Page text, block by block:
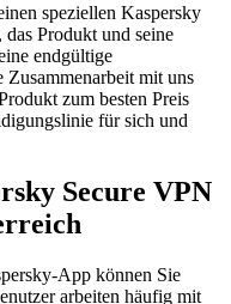
speziellen Kaspersky
Produkt und seine
endgültige
mit uns
zum besten Preis
für sich und
Secure VPN
App können Sie
arbeiten häufig mit